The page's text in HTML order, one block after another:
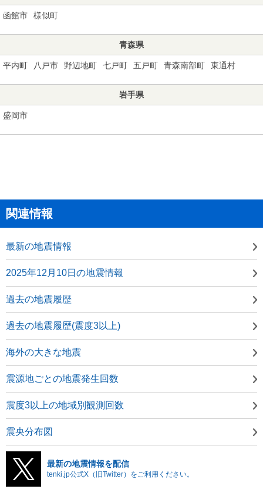
函館市 様似町
青森県
平内町 八戸市 野辺地町 七戸町 五戸町 青森南部町 東通村
岩手県
盛岡市
関連情報
最新の地震情報
2025年12月10日の地震情報
過去の地震履歴
過去の地震履歴(震度3以上)
海外の大きな地震
震源地ごとの地震発生回数
震度3以上の地域別観測回数
震央分布図
最新の地震情報を配信
tenki.jp公式X（旧Twitter）をご利用ください。